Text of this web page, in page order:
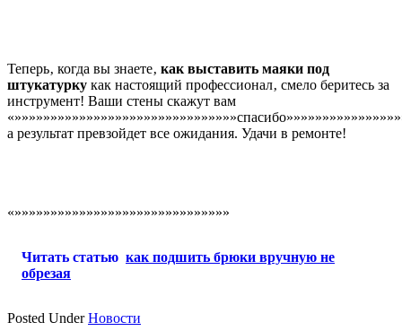
Теперь‚ когда вы знаете‚ как выставить маяки под
штукатурку как настоящий профессионал‚ смело беритесь за
инструмент! Ваши стены скажут вам
а результат превзойдет все ожидания. Удачи в ремонте!
«»»»»»»»»»»»»»»»»»»»»»»»»»»»»»»
Читать статью как подшить брюки вручную не
обрезая
Posted UnderНовости